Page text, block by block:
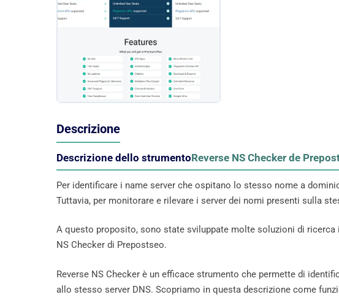
Descrizione
Descrizione dello strumentoReverse NS Checker de
Per identificare i name server che ospitano lo stesso nome a
Tuttavia, per monitorare e rilevare i server dei nomi presenti sulla
A questo proposito, sono state sviluppate molte soluzioni di ricerca
NS Checker di Prepostseo.
Reverse NS Checker è un efficace strumento che permette di
allo stesso server DNS. Scopriamo in questa descrizione come